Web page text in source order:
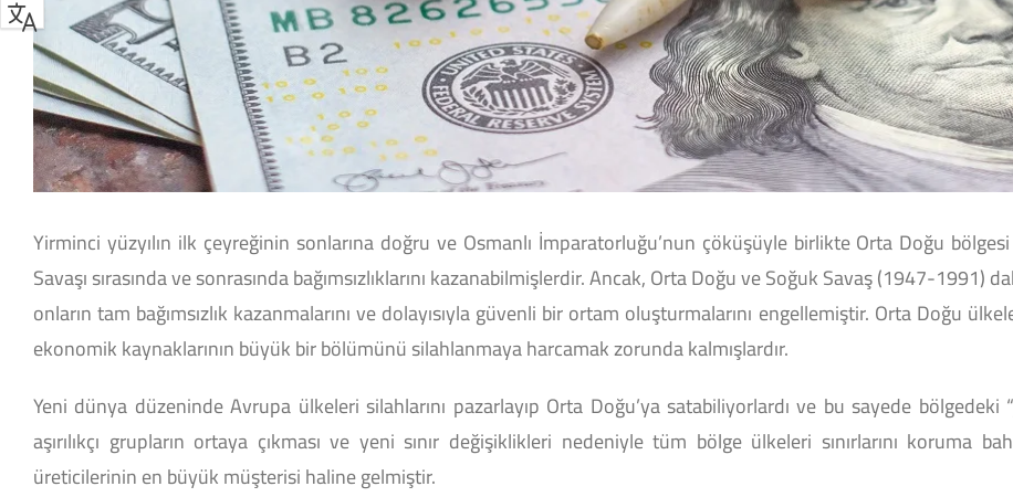
Yirminci yüzyılın ilk çeyreğinin sonlarına doğru ve Osmanlı İmparatorluğu’nun çöküşüyle ​​birlikte Orta Doğu
Savaşı sırasında ve sonrasında bağımsızlıklarını kazanabilmişlerdir. Ancak, Orta Doğu ve Soğuk Savaş (1947-
onların tam bağımsızlık kazanmalarını ve dolayısıyla güvenli bir ortam oluşturmalarını engellemiştir. Orta Doğu
ekonomik kaynaklarının büyük bir bölümünü silahlanmaya harcamak zorunda kalmışlardır.
Yeni dünya düzeninde Avrupa ülkeleri silahlarını pazarlayıp Orta Doğu’ya satabiliyorlardı ve bu sayede bölgedeki
aşırılıkçı grupların ortaya çıkması ve yeni sınır değişiklikleri nedeniyle tüm bölge ülkeleri sınırlarını koruma
üreticilerinin en büyük müşterisi haline gelmiştir.